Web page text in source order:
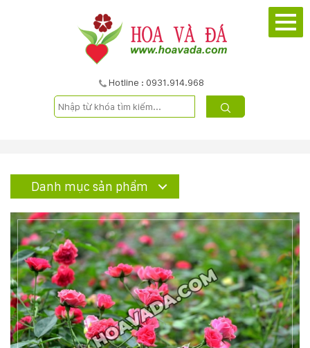
Hotline : 0931.914.968
PHẨM
DỊCH
VỤ
KỸ
Danh mục sản phẩm